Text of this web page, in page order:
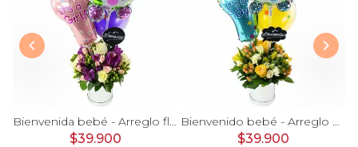
Bienvenida bebé - Arreglo floral con globos, rosas blanci, minirosas rosado, astromelias morado e hypericum
$39.900
Bienvenido bebé - Arreglo floral con globos, rosas amarillo, minirosas blanco, astromelias e hypericum
$39.900